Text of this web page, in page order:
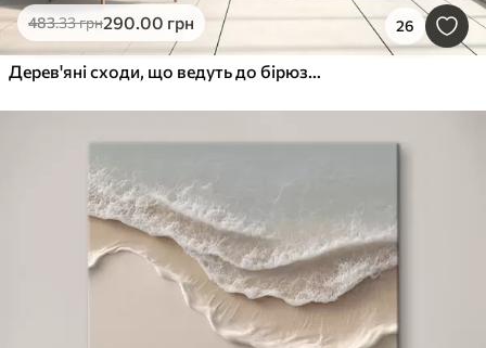
483.33грн290.00 грн 26
Дерев'яні сходи, що ведуть до бірюзового пляжу